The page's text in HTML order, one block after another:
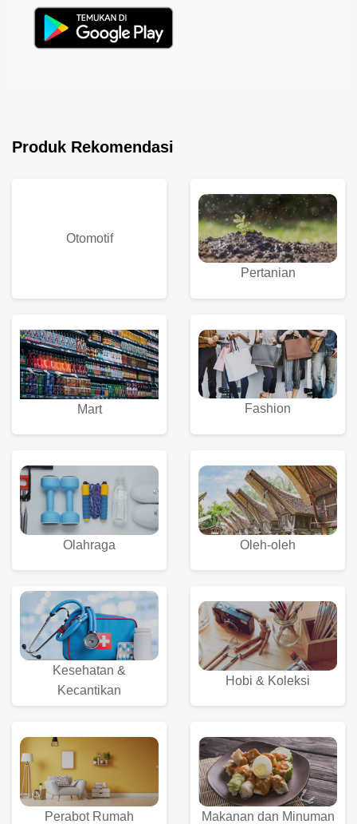
Produk Rekomendasi
Otomotif
Pertanian
Mart Fashion
Olahraga Oleh-oleh
Kesehatan &
Kecantikan
Hobi & Koleksi
Perabot Rumah Makanan dan Minuman